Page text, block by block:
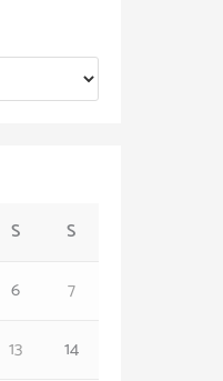
S
S
6
7
13
14